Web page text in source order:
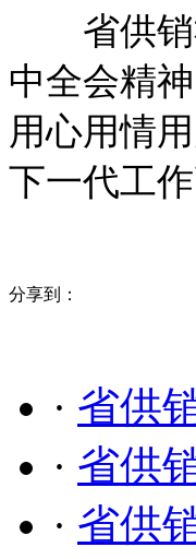
省供销
中全会精
用心用情
下一代工
分享到：
· 省供
· 省供
· 省供